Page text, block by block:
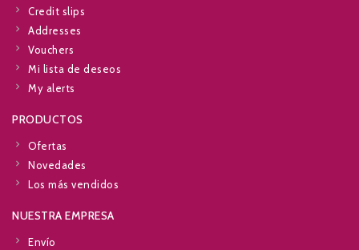
Credit slips
Addresses
Vouchers
Mi lista de deseos
My alerts
PRODUCTOS
Ofertas
Novedades
Los más vendidos
NUESTRA EMPRESA
Envío